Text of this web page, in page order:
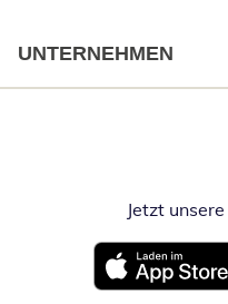
UNTERNEHMEN
Jetzt
Öffnet in neuem